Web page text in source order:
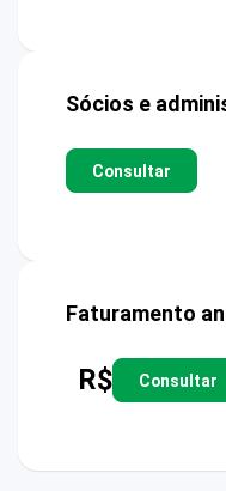
Sócios e
Consultar
Faturamento
R$ Consultar